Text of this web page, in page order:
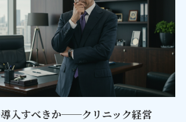
入すべきか──クリニック経営